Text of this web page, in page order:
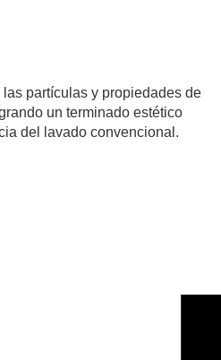
partículas y propiedades de
un terminado estético
del lavado convencional.